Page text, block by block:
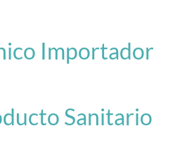
Importador
Sanitario